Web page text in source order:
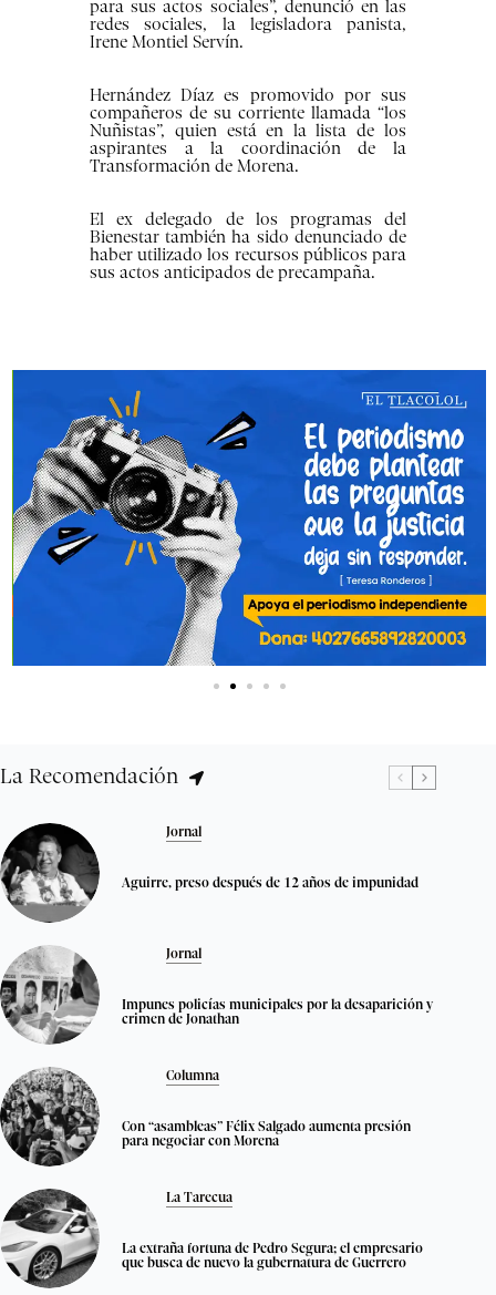
para sus actos sociales”, denunció en las
redes sociales, la legisladora panista,
Irene Montiel Servín.
Hernández Díaz es promovido por sus
compañeros de su corriente llamada “los
Nuñistas”, quien está en la lista de los
aspirantes a la coordinación de la
Transformación de Morena.
El ex delegado de los programas del
Bienestar también ha sido denunciado de
haber utilizado los recursos públicos para
sus actos anticipados de precampaña.
La Recomendación
Jornal
Aguirre, preso después de 12 años de impunidad
Jornal
Impunes policías municipales por la desaparición y
crimen de Jonathan
Columna
Con “asambleas” Félix Salgado aumenta presión
para negociar con Morena
La Tarecua
La extraña fortuna de Pedro Segura; el empresario
que busca de nuevo la gubernatura de Guerrero